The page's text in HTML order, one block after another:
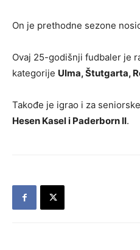
On je prethodne sezone
Ovaj 25-godišnji fudbaler je
kategorije Ulma, Štutgarta,
Takođe je igrao i za
Hesen Kasel i Paderborn II.